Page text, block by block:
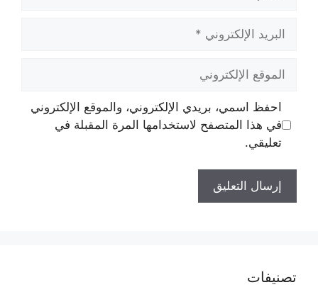
الإلكتروني
الإلكتروني
احفظ اسمي، بريدي الإلكتروني، والموقع الإلكتروني
في هذا المتصفح لاستخدامها المرة المقبلة في
تعليقي.
تصنيفات